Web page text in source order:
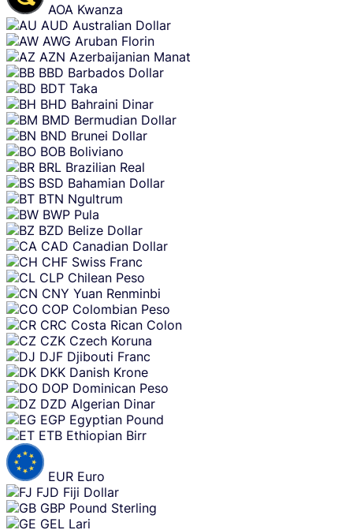
AOA Kwanza
AUD Australian Dollar
AWG Aruban Florin
AZN Azerbaijanian Manat
BBD Barbados Dollar
BDT Taka
BHD Bahraini Dinar
BMD Bermudian Dollar
BND Brunei Dollar
BOB Boliviano
BRL Brazilian Real
BSD Bahamian Dollar
BTN Ngultrum
BWP Pula
BZD Belize Dollar
CAD Canadian Dollar
CHF Swiss Franc
CLP Chilean Peso
CNY Yuan Renminbi
COP Colombian Peso
CRC Costa Rican Colon
CZK Czech Koruna
DJF Djibouti Franc
DKK Danish Krone
DOP Dominican Peso
DZD Algerian Dinar
EGP Egyptian Pound
ETB Ethiopian Birr
EUR Euro
FJD Fiji Dollar
GBP Pound Sterling
GEL Lari